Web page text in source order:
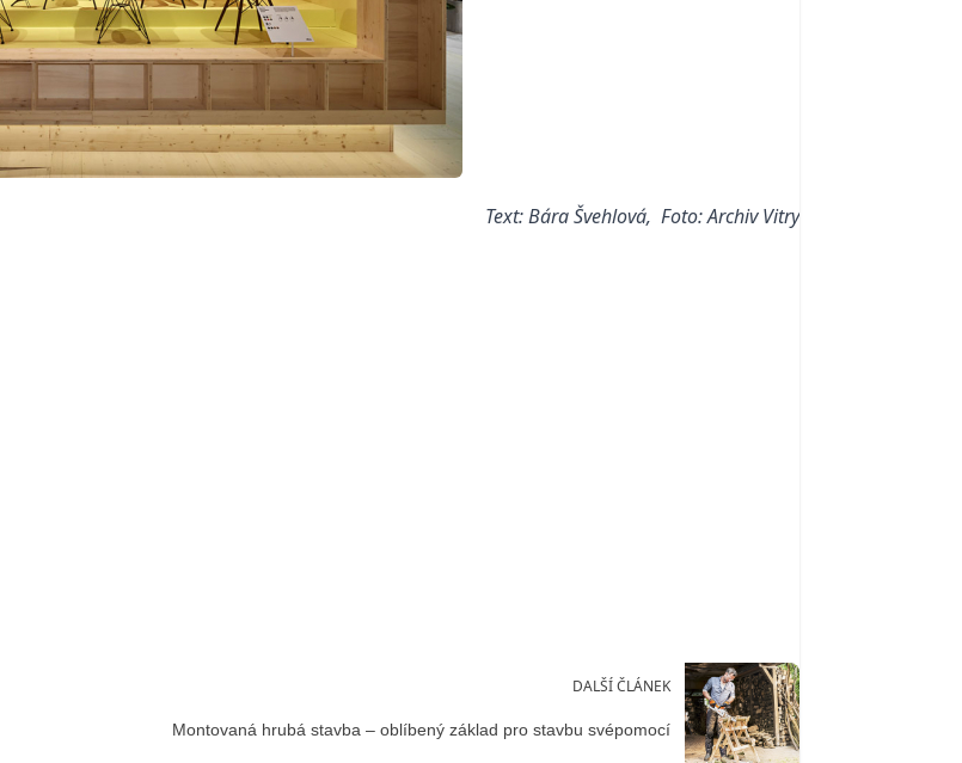
Text: Bára Švehlová, Foto: Archiv Vitry
DALŠÍ ČLÁNEK
Montovaná hrubá stavba – oblíbený základ pro stavbu svépomocí